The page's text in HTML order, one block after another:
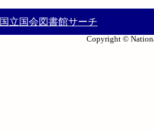
国立国会図書館サーチ
Copyright ©